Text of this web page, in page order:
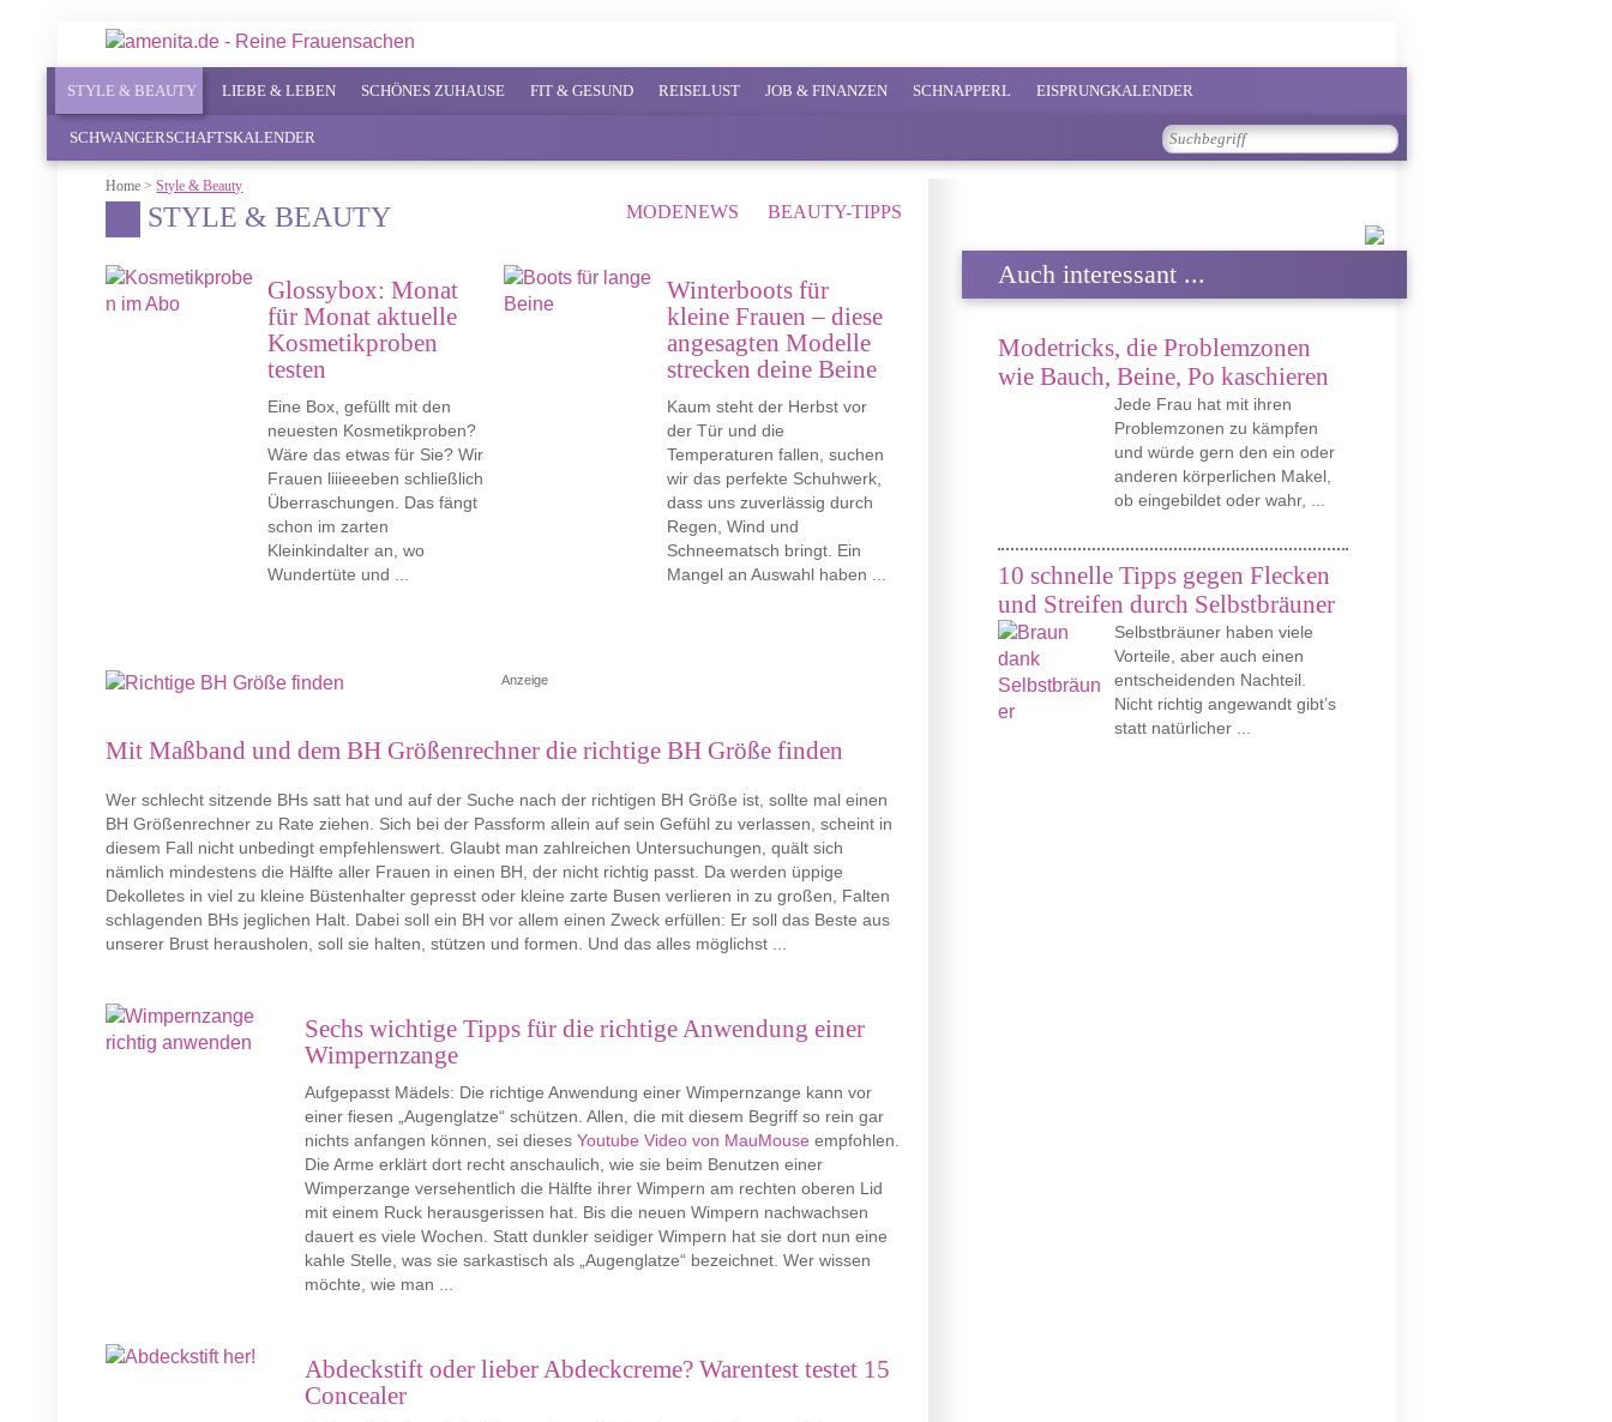
STYLE & BEAUTY LIEBE & LEBEN SCHÖNES ZUHAUSE FIT & GESUND REISELUST JOB & FINANZEN SCHNAPPERL EISPRUNGKALENDER
SCHWANGERSCHAFTSKALENDER
Home >Style & Beauty
STYLE & BEAUTY MODENEWS BEAUTY-TIPPS
Glossybox: Monat
für Monat aktuelle
Kosmetikproben
testen
Eine Box, gefüllt mit den
neuesten Kosmetikproben?
Wäre das etwas für Sie? Wir
Frauen liiieeeben schließlich
Überraschungen. Das fängt
schon im zarten
Kleinkindalter an, wo
Wundertüte und ...
Winterboots für
kleine Frauen – diese
angesagten Modelle
strecken deine Beine
Kaum steht der Herbst vor
der Tür und die
Temperaturen fallen, suchen
wir das perfekte Schuhwerk,
dass uns zuverlässig durch
Regen, Wind und
Schneematsch bringt. Ein
Mangel an Auswahl haben ...
Anzeige
Mit Maßband und dem BH Größenrechner die richtige BH Größe finden
Wer schlecht sitzende BHs satt hat und auf der Suche nach der richtigen BH Größe ist, sollte mal einen
BH Größenrechner zu Rate ziehen. Sich bei der Passform allein auf sein Gefühl zu verlassen, scheint in
diesem Fall nicht unbedingt empfehlenswert. Glaubt man zahlreichen Untersuchungen, quält sich
nämlich mindestens die Hälfte aller Frauen in einen BH, der nicht richtig passt. Da werden üppige
Dekolletes in viel zu kleine Büstenhalter gepresst oder kleine zarte Busen verlieren in zu großen, Falten
schlagenden BHs jeglichen Halt. Dabei soll ein BH vor allem einen Zweck erfüllen: Er soll das Beste aus
unserer Brust herausholen, soll sie halten, stützen und formen. Und das alles möglichst ...
Sechs wichtige Tipps für die richtige Anwendung einer
Wimpernzange
Aufgepasst Mädels: Die richtige Anwendung einer Wimpernzange kann vor
einer fiesen „Augenglatze“ schützen. Allen, die mit diesem Begriff so rein gar
nichts anfangen können, sei diesesYoutube Video von MauMouseempfohlen.
Die Arme erklärt dort recht anschaulich, wie sie beim Benutzen einer
Wimperzange versehentlich die Hälfte ihrer Wimpern am rechten oberen Lid
mit einem Ruck herausgerissen hat. Bis die neuen Wimpern nachwachsen
dauert es viele Wochen. Statt dunkler seidiger Wimpern hat sie dort nun eine
kahle Stelle, was sie sarkastisch als „Augenglatze“ bezeichnet. Wer wissen
möchte, wie man ...
Abdeckstift oder lieber Abdeckcreme? Warentest testet 15
Concealer
Auch interessant ...
Modetricks, die Problemzonen
wie Bauch, Beine, Po kaschieren
Jede Frau hat mit ihren
Problemzonen zu kämpfen
und würde gern den ein oder
anderen körperlichen Makel,
ob eingebildet oder wahr, ...
10 schnelle Tipps gegen Flecken
und Streifen durch Selbstbräuner
Selbstbräuner haben viele
Vorteile, aber auch einen
entscheidenden Nachteil.
Nicht richtig angewandt gibt’s
statt natürlicher ...